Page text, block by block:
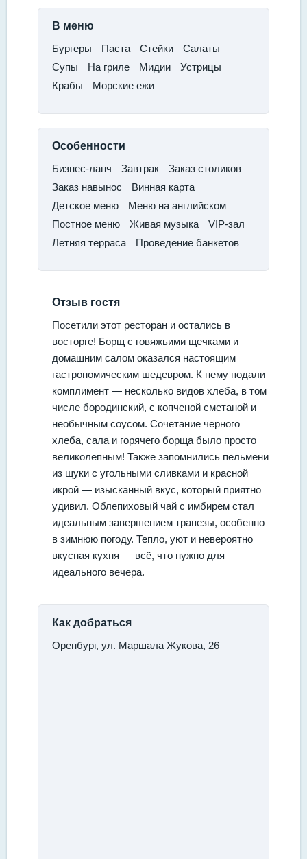
В меню
​Бургеры
​Паста​ Стейки
​Салаты
​Супы​
На гриле​ Мидии
Устрицы
​Крабы
​Морские ежи
Особенности
Бизнес-ланч
​Завтрак​
Заказ столиков​
Заказ навынос
​Винная карта​
Детское меню
​Меню на английском
​Постное меню​
Живая музыка
​VIP-зал​
Летняя терраса​
Проведение банкетов
Отзыв гостя
Посетили этот ресторан и остались в
восторге! Борщ с говяжьими щечками и
домашним салом оказался настоящим
гастрономическим шедевром. К нему подали
комплимент — несколько видов хлеба, в том
числе бородинский, с копченой сметаной и
необычным соусом. Сочетание черного
хлеба, сала и горячего борща было просто
великолепным! Также запомнились пельмени
из щуки с угольными сливками и красной
икрой — изысканный вкус, который приятно
удивил. Облепиховый чай с имбирем стал
идеальным завершением трапезы, особенно
в зимнюю погоду. Тепло, уют и невероятно
вкусная кухня — всё, что нужно для
идеального вечера.
Как добраться
Оренбург, ул. Маршала Жукова, 26